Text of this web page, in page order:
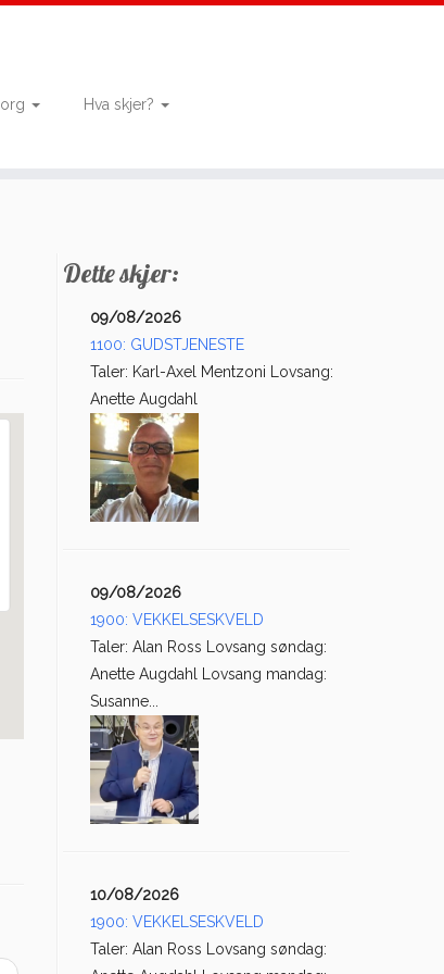
Hva skjer?
Dette skjer:
09/08/2026
1100: GUDSTJENESTE
Taler: Karl-Axel Mentzoni Lovsang:
Anette Augdahl
09/08/2026
1900: VEKKELSESKVELD
Taler: Alan Ross Lovsang søndag:
Anette Augdahl Lovsang mandag:
Susanne...
10/08/2026
1900: VEKKELSESKVELD
Taler: Alan Ross Lovsang søndag: